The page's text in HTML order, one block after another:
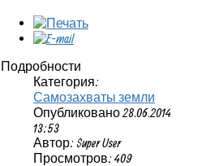
Подробности
Категория:
Самозахваты земли
Опубликовано 28.06.2014
13:53
Автор: Super User
Просмотров: 409